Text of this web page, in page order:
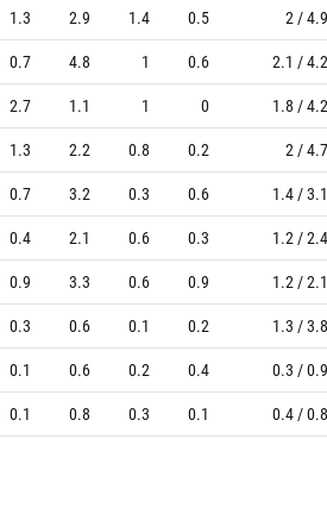
1.3 2.9 1.4 0.5 2 / 4.9
0.7 4.8 1 0.6 2.1 / 4.2
2.7 1.1 1 0 1.8 / 4.2
1.3 2.2 0.8 0.2 2 / 4.7
0.7 3.2 0.3 0.6 1.4 / 3.1
0.4 2.1 0.6 0.3 1.2 / 2.4
0.9 3.3 0.6 0.9 1.2 / 2.1
0.3 0.6 0.1 0.2 1.3 / 3.8
0.1 0.6 0.2 0.4 0.3 / 0.9
0.1 0.8 0.3 0.1 0.4 / 0.8